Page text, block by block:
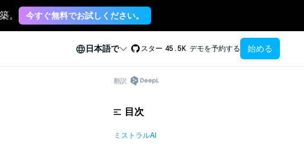
。 今すぐ無料でお試しください。
日本語で スター 45.5K デモを予約する 始める
翻訳
目次
ミストラルAI